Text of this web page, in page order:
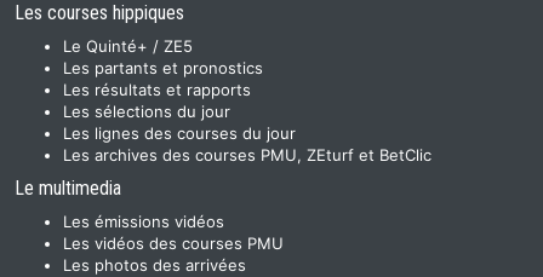
Les courses hippiques
Le Quinté+ / ZE5
Les partants et pronostics
Les résultats et rapports
Les sélections du jour
Les lignes des courses du jour
Les archives des courses PMU, ZEturf et BetClic
Le multimedia
Les émissions vidéos
Les vidéos des courses PMU
Les photos des arrivées